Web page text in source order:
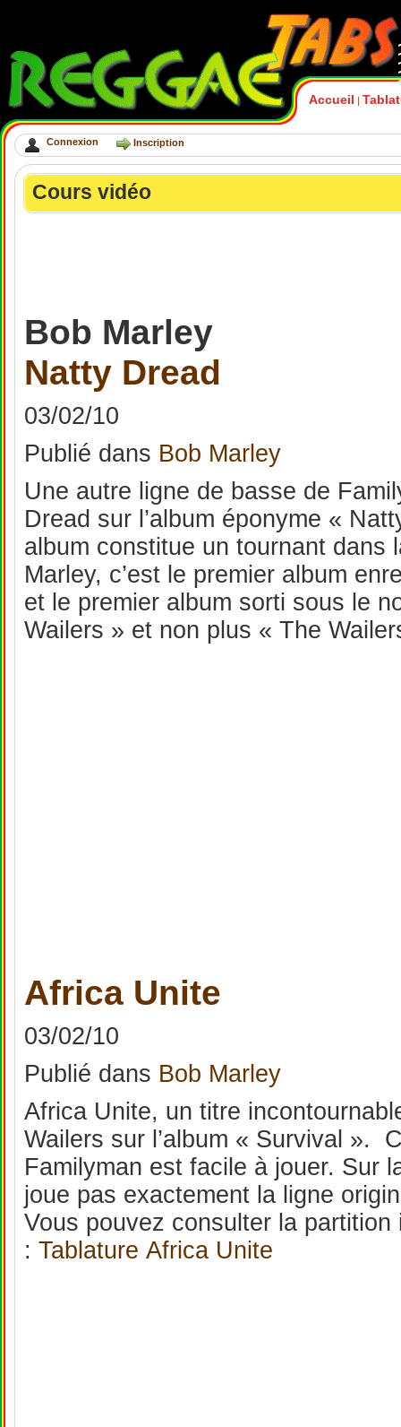
Accueil |
Connexion Inscription
Cours vidéo
Bob Marley
Natty Dread
03/02/10
Publié dans Bob Marley
Une autre ligne de basse de
Dread sur l’album éponyme «
album constitue un tournant dans
Marley, c’est le premier album
et le premier album sorti sous le
Wailers » et non plus « The
Africa Unite
03/02/10
Publié dans Bob Marley
Africa Unite, un titre
Wailers sur l’album « Survival ».
Familyman est facile à jouer. Sur
joue pas exactement la ligne
Vous pouvez consulter la partition
: Tablature Africa Unite